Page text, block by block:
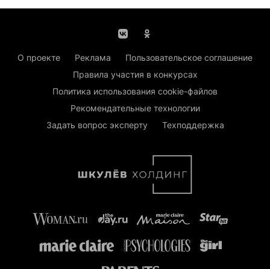
О проекте Реклама
Пользовательское соглашение
Правила участия в конкурсах
Политика использования cookie-файлов
Рекомендательные технологии
Задать вопрос эксперту
Техподдержка